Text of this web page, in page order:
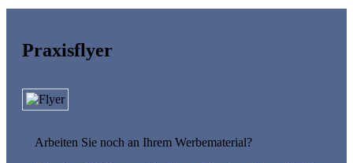
Praxisflyer
Arbeiten Sie noch an Ihrem Werbematerial?